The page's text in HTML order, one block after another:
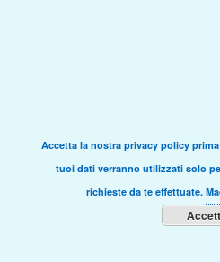
Accetta la nostra privacy policy
tuoi dati verranno utilizzati solo
richieste da te effettuate.